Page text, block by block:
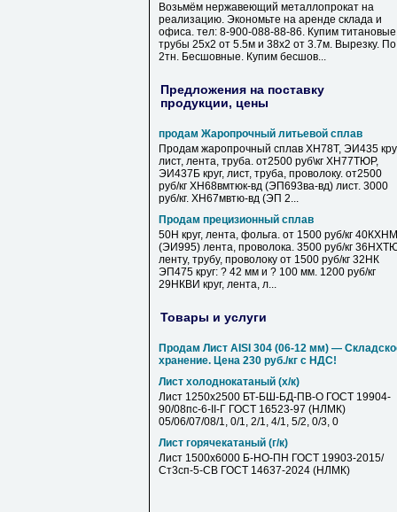
Возьмём нержавеющий металлопрокат на
реализацию. Экономьте на аренде склада и
офиса. тел: 8-900-088-88-86. Купим титановые
трубы 25х2 от 5.5м и 38х2 от 3.7м. Вырезку. По
2тн. Бесшовные. Купим бесшов...
Предложения на поставку
продукции, цены
продам Жаропрочный литьевой сплав
Продам жаропрочный сплав ХН78Т, ЭИ435
лист, лента, труба. от2500 руб\кг ХН77ТЮР,
ЭИ437Б круг, лист, труба, проволоку. от2500
руб/кг ХН68вмтюк-вд (ЭП693ва-вд) лист. 3000
руб/кг. ХН67мвтю-вд (ЭП 2...
Продам прецизионный сплав
50Н круг, лента, фольга. от 1500 руб/кг 40КХНМ
(ЭИ995) лента, проволока. 3500 руб/кг
ленту, трубу, проволоку от 1500 руб/кг 32НК
ЭП475 круг: ? 42 мм и ? 100 мм. 1200 руб/кг
29НКВИ круг, лента, л...
Товары и услуги
Продам Лист AISI 304 (06-12 мм) —
хранение. Цена 230 руб./кг с НДС!
Лист холоднокатаный (х/к)
Лист 1250х2500 БТ-БШ-БД-ПВ-О ГОСТ 19904-
90/08пс-6-II-Г ГОСТ 16523-97 (НЛМК)
05/06/07/08/1, 0/1, 2/1, 4/1, 5/2, 0/3, 0
Лист горячекатаный (г/к)
Лист 1500х6000 Б-НО-ПН ГОСТ 19903-2015/
Ст3сп-5-СВ ГОСТ 14637-2024 (НЛМК)